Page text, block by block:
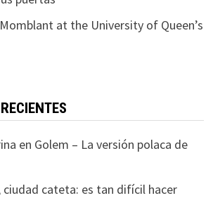
at the University of Queen’s
en Golem – La versión polaca de
ciudad cateta: es tan difícil hacer